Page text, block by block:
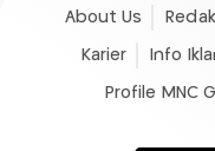
About Us
Karier Info
Profile MNC